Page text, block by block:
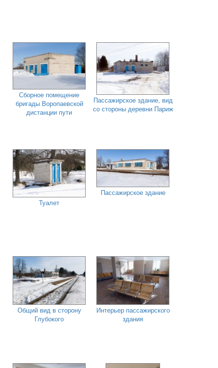
Сборное помещение
бригады Воропаевской
дистанции пути
Пассажирское здание, вид
со стороны деревни Париж
Туалет
Пассажирское здание
Общий вид в сторону
Глубокого
Интерьер пассажирского
здания